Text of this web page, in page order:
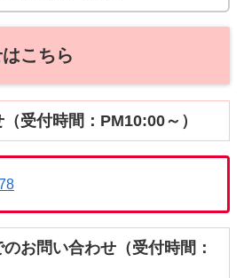
こちら
受付時間：PM10:00～）
お問い合わせ（受付時間：